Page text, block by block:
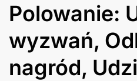
Polowanie:
wyzwań,
nagród,